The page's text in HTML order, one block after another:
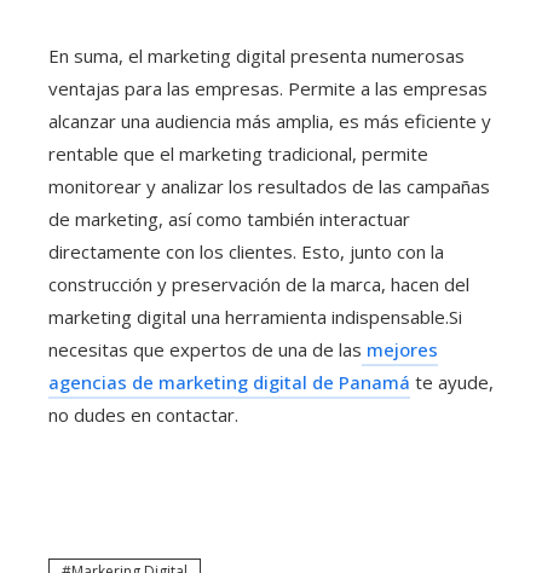
En suma, el marketing digital presenta numerosas
ventajas para las empresas. Permite a las empresas
alcanzar una audiencia más amplia, es más eficiente y
rentable que el marketing tradicional, permite
monitorear y analizar los resultados de las campañas
de marketing, así como también interactuar
directamente con los clientes. Esto, junto con la
construcción y preservación de la marca, hacen del
marketing digital una herramienta indispensable.Si
necesitas que expertos de una de las mejores
agencias de marketing digital de Panamá te ayude,
no dudes en contactar.